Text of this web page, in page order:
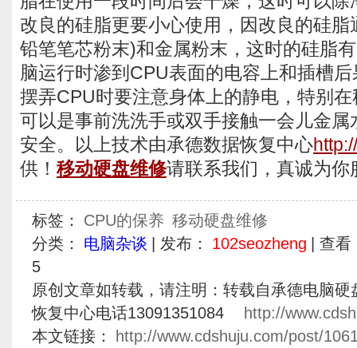
改良的硅脂更要小心使用，因改良的硅
铅笔笔芯粉末)和金属粉末，这时的硅脂
脑运行时渗到CPU表面的电容上和插槽
摆弄CPU时要注意身体上的静电，特别
可以是事前洗洗手或双手接触一会儿金
安全。以上技术由承德数据恢复中心
供！ 移动硬盘维修请联系我们，真诚为你
标签： CPU的保养 移动硬盘维修
分类：
电脑杂谈 | 发布： 102seozheng
| 查看
5
原创文章如转载，请注明：转载自承德电脑
恢复中心电话13091351084
http://
本文链接：
http://www.cdshuju.com/post/